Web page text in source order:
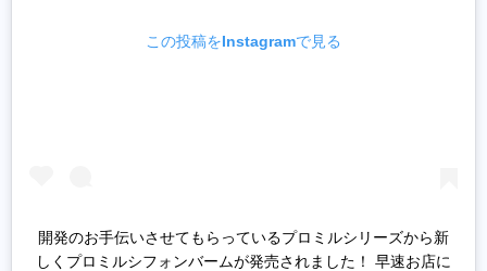
この投稿をInstagramで見る
開発のお手伝いさせてもらっているプロミルシリーズから新
しくプロミルシフォンバームが発売されました！ 早速お店に